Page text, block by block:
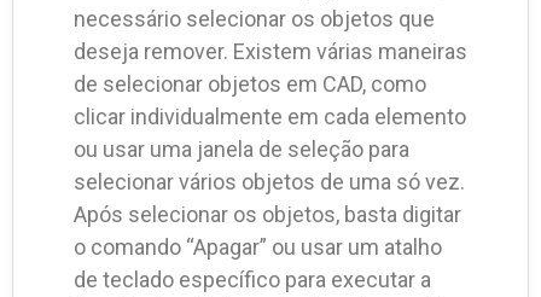
necessário selecionar os objetos que
deseja remover. Existem várias maneiras
de selecionar objetos em CAD, como
clicar individualmente em cada elemento
ou usar uma janela de seleção para
selecionar vários objetos de uma só vez.
Após selecionar os objetos, basta digitar
o comando “Apagar” ou usar um atalho
de teclado específico para executar a